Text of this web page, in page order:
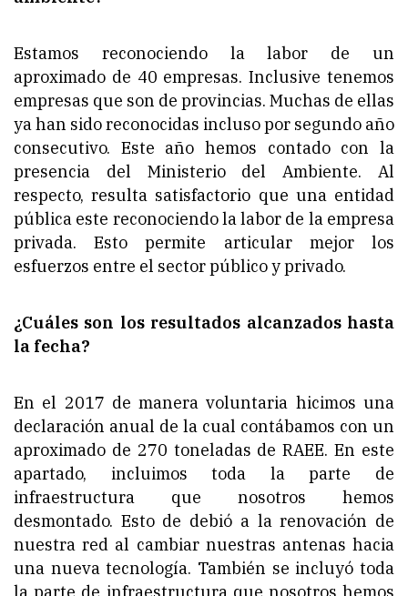
Estamos reconociendo la labor de un
aproximado de 40 empresas. Inclusive tenemos
empresas que son de provincias. Muchas de ellas
ya han sido reconocidas incluso por segundo año
consecutivo. Este año hemos contado con la
presencia del Ministerio del Ambiente. Al
respecto, resulta satisfactorio que una entidad
pública este reconociendo la labor de la empresa
privada. Esto permite articular mejor los
esfuerzos entre el sector público y privado.
¿Cuáles son los resultados alcanzados hasta
la fecha?
En el 2017 de manera voluntaria hicimos una
declaración anual de la cual contábamos con un
aproximado de 270 toneladas de RAEE. En este
apartado, incluimos toda la parte de
infraestructura que nosotros hemos
desmontado. Esto de debió a la renovación de
nuestra red al cambiar nuestras antenas hacia
una nueva tecnología. También se incluyó toda
la parte de infraestructura que nosotros hemos